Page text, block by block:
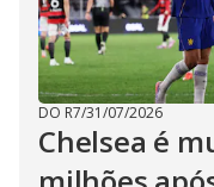
DO R7/31/07/2026
Chelsea é